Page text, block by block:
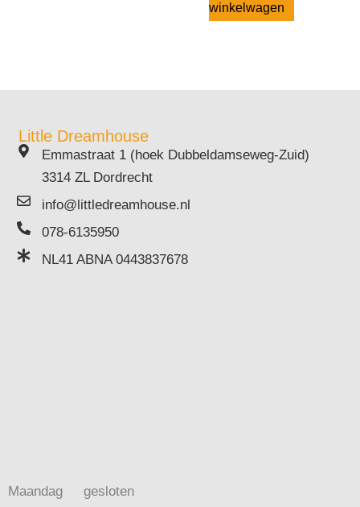
winkelwagen
Little Dreamhouse
Emmastraat 1 (hoek Dubbeldamseweg-Zuid)
3314 ZL Dordrecht
info@littledreamhouse.nl
078-6135950
NL41 ABNA 0443837678
Maandag
gesloten